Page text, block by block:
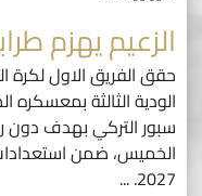
الزعيم يهزم
حقق الفريق الاول لكرة
الودية الثالثة بمعسكره
سبور التركي بهدف دون
2027.
...